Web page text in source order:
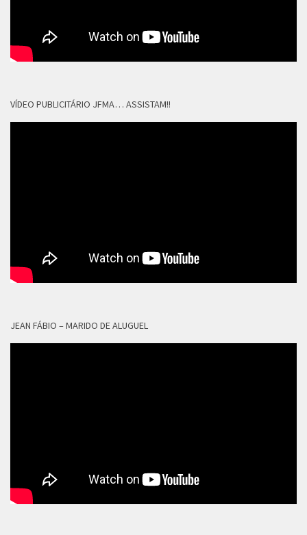
VÍDEO PUBLICITÁRIO JFMA… ASSISTAM!!
JEAN FÁBIO – MARIDO DE ALUGUEL